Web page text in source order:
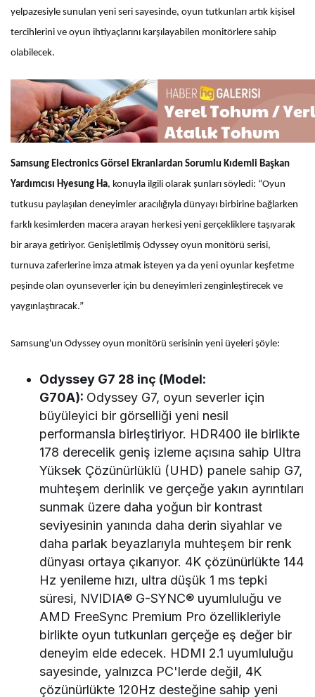
yelpazesiyle sunulan yeni seri sayesinde, oyun tutkunları artık kişisel
tercihlerini ve oyun ihtiyaçlarını karşılayabilen monitörlere sahip
olabilecek.
Samsung Electronics Görsel Ekranlardan Sorumlu Kıdemli Başkan
Yardımcısı Hyesung Ha, konuyla ilgili olarak şunları söyledi: “Oyun
tutkusu paylaşılan deneyimler aracılığıyla dünyayı birbirine bağlarken
farklı kesimlerden macera arayan herkesi yeni gerçekliklere taşıyarak
bir araya getiriyor. Genişletilmiş Odyssey oyun monitörü serisi,
turnuva zaferlerine imza atmak isteyen ya da yeni oyunlar keşfetme
peşinde olan oyunseverler için bu deneyimleri zenginleştirecek ve
yaygınlaştıracak.”
Samsung'un Odyssey oyun monitörü serisinin yeni üyeleri şöyle:
Odyssey G7 28 inç (Model:
G70A): Odyssey G7, oyun severler için
büyüleyici bir görselliği yeni nesil
performansla birleştiriyor. HDR400 ile birlikte
178 derecelik geniş izleme açısına sahip Ultra
Yüksek Çözünürlüklü (UHD) panele sahip G7,
muhteşem derinlik ve gerçeğe yakın ayrıntıları
sunmak üzere daha yoğun bir kontrast
seviyesinin yanında daha derin siyahlar ve
daha parlak beyazlarıyla muhteşem bir renk
dünyası ortaya çıkarıyor. 4K çözünürlükte 144
Hz yenileme hızı, ultra düşük 1 ms tepki
süresi, NVIDIA® G-SYNC® uyumluluğu ve
AMD FreeSync Premium Pro özellikleriyle
birlikte oyun tutkunları gerçeğe eş değer bir
deneyim elde edecek. HDMI 2.1 uyumluluğu
sayesinde, yalnızca PC'lerde değil, 4K
çözünürlükte 120Hz desteğine sahip yeni